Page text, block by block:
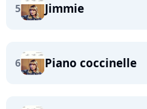
5 Jimmie
6 Piano coccinelle